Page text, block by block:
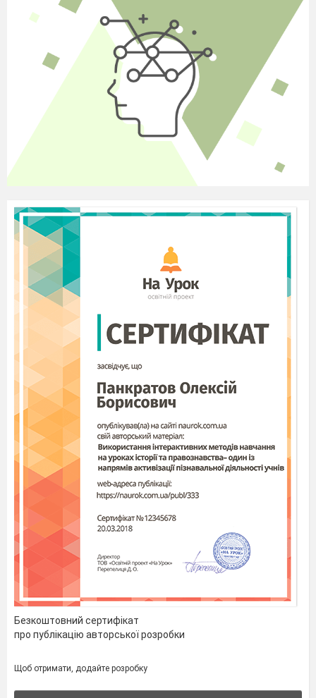
Безкоштовний сертифікат
про публікацію авторської розробки
Щоб отримати, додайте розробку